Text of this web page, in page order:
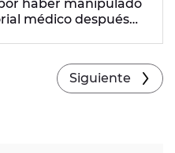
haber manipulado
médico después
Siguiente